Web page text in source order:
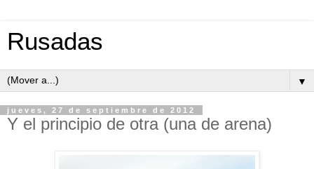
Rusadas
▼
jueves, 27 de septiembre de 2012
Y el principio de otra (una de arena)